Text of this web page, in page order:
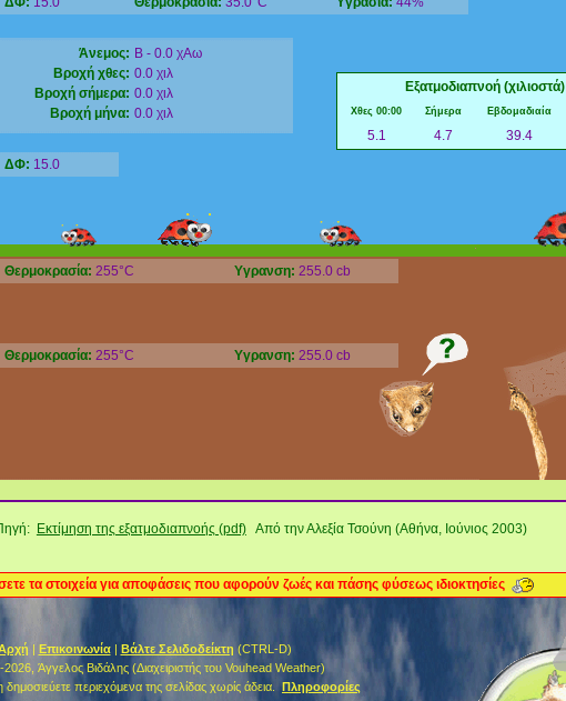
Άνεμος:
Βροχή χθες:
Βροχή σήμερα:
Βροχή μήνα:
Β - 0.0 χΑω
0.0 χιλ
0.0 χιλ
0.0 χιλ
Εξατμοδιαπνοή (χιλιοστά)
Χθες 00:00 Σήμερα Εβδομαδιαία
5.1 4.7 39.4
ΔΦ: 15.0
Θερμοκρασία: 255°C Υγρανση: 255.0 cb
Θερμοκρασία: 255°C Υγρανση: 255.0 cb
Εκτίμηση της εξατμοδιαπνοής (pdf)Από την Αλεξία Τσούνη (Αθήνα, Ιούνιος 2003)
τα στοιχεία για αποφάσεις που αφορούν ζωές και πάσης φύσεως ιδιοκτησίες
Επικοινωνία Βάλτε Σελιδοδείκτη (CTRL-D)
Άγγελος Βιδάλης (Διαχειριστής του Vouhead Weather)
περιεχόμενα της σελίδας χωρίς άδεια. Πληροφορίες